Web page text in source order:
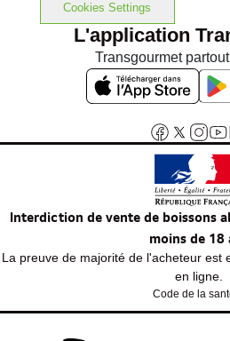
Cookies Settings
L'application
Transgourmet
Interdiction de vente de boissons
moins de 18
La preuve de majorité de l'acheteur est
en ligne.
Code de la